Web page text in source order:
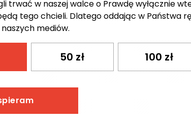
trwać w naszej walce o Prawdę wyłącznie
tego chcieli. Dlatego oddając w Państwa
mediów.
50 zł 100 zł